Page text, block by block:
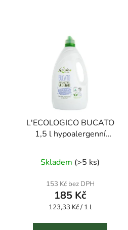
L'ECOLOGICO BUCATO
1,5 l hypoalergenní
Skladem (>5 ks)
153 Kč bez DPH
185 Kč
Měrná
123,33 Kč / 1 l